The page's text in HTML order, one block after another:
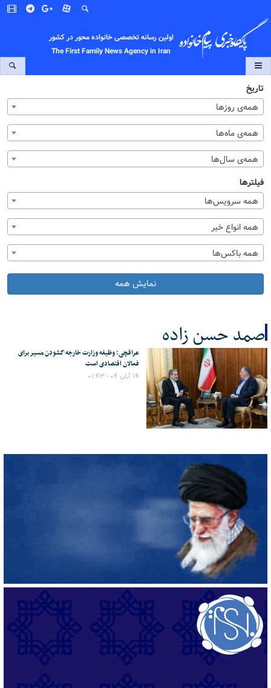
اولین رسانه تخصصی خانواده محور در کشور
The First Family News Agency in Iran
تاریخ
همه‌ی روزها
همه‌ی ماه‌ها
همه‌ی سال‌ها
فیلترها
همه سرویس‌ها
همه انواع خبر
همه باکس‌ها
نمایش همه
صمد حسن زاده
کل اخبار:1
عراقچی: وظیفه وزارت خارجه گشودن مسیر برای
فعالان اقتصادی است
۱۴ آبان ۰۴ - ۰۱:۴۳